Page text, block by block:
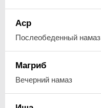
Аср
Послеобеденный намаз
Магриб
Вечерний намаз